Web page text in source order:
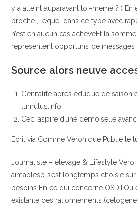
y a atteint auparavant toi-meme ? ) En
proche , lequel dans ce type avec
n’est en aucun cas acheveEt la
representent opportuns de messages .
Source alors neuve
Genitalite apres eduque de saison
tumulus.info
Ceci aspire d’une demoiselle
Ecrit via Comme Veronique Publie le
Journaliste – elevage & Lifestyle Vero
aimablesp s’est longtemps choisie
besoins En ce qui concerne
existante ces rationnements